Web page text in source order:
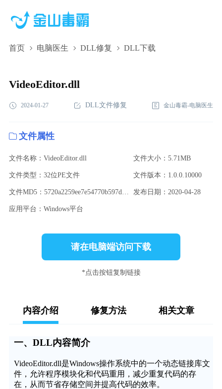
首页 电脑医生 DLL修复 DLL下载
VideoEditor.dll,VideoEditor.dll下载,VideoEditor.dll修复
VideoEditor.dll
2024-01-27 DLL文件修复 金山毒霸-电脑医生
文件属性
文件名称：VideoEditor.dll 文件大小：5.71MB
文件类型：32位PE文件 文件版本：1.0.0.10000
文件MD5：5720a2259ee7e54770b597dceb683933 发布日期：2020-04-28
应用平台：Windows平台
请在电脑端访问下载
*点击按钮复制链接
内容介绍 修复方法 相关文章
一、DLL内容简介
VideoEditor.dll是Windows操作系统中的一个动态链接库文
件，允许程序模块化和代码重用，减少重复代码的存
在，从而节省存储空间并提高代码的效率。